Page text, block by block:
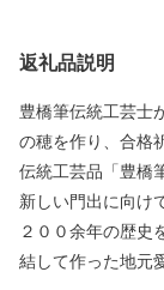
返礼品説明
豊橋筆伝統工芸士
の穂を作り、合格
伝統工芸品「豊橋
新しい門出に向け
２００余年の歴
結して作った地元